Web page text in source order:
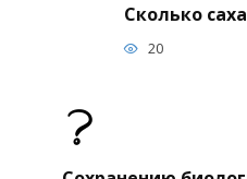
Сколько
20